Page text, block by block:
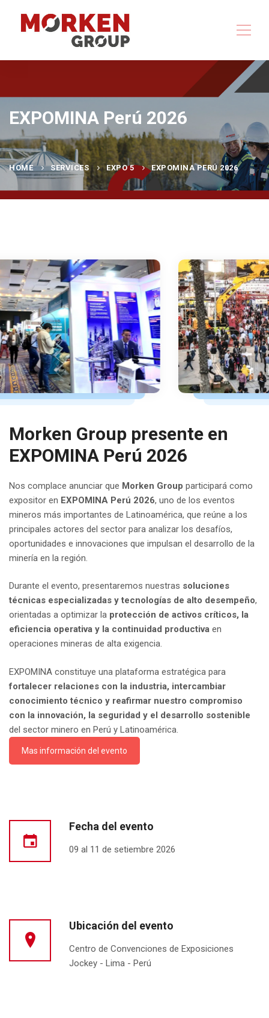
EXPOMINA Perú 2026
HOME SERVICES EXPO 5 EXPOMINA PERÚ 2026
Morken Group presente en
EXPOMINA Perú 2026
Nos complace anunciar que Morken Group participará como
expositor en EXPOMINA Perú 2026, uno de los eventos
mineros más importantes de Latinoamérica, que reúne a los
principales actores del sector para analizar los desafíos,
oportunidades e innovaciones que impulsan el desarrollo de la
minería en la región.
Durante el evento, presentaremos nuestras soluciones
técnicas especializadas y tecnologías de alto desempeño,
orientadas a optimizar la protección de activos críticos, la
eficiencia operativa y la continuidad productiva en
operaciones mineras de alta exigencia.
EXPOMINA constituye una plataforma estratégica para
fortalecer relaciones con la industria, intercambiar
conocimiento técnico y reafirmar nuestro compromiso
con la innovación, la seguridad y el desarrollo sostenible
del sector minero en Perú y Latinoamérica.
Mas información del evento
Fecha del evento
09 al 11 de setiembre 2026
Ubicación del evento
Centro de Convenciones de Exposiciones
Jockey - Lima - Perú